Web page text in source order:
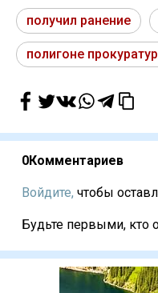
получил ранение
полигоне
0Комментариев
Войдите, чтобы
Будьте первыми, кто